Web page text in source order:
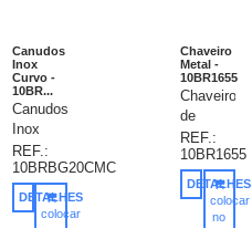
Canudos
Inox
Curvo -
10BR...
Canudos
Inox
Curvo,
Leve
sempre
um
canudo
REF.:
10BRBG20CMC
DETALHES
colocar
Chaveiro
Metal -
10BR1655
Chaveiro
de
metal
redondo
com
chapa
frontal
REF.:
10BR1655
DETALHES
colocar
no